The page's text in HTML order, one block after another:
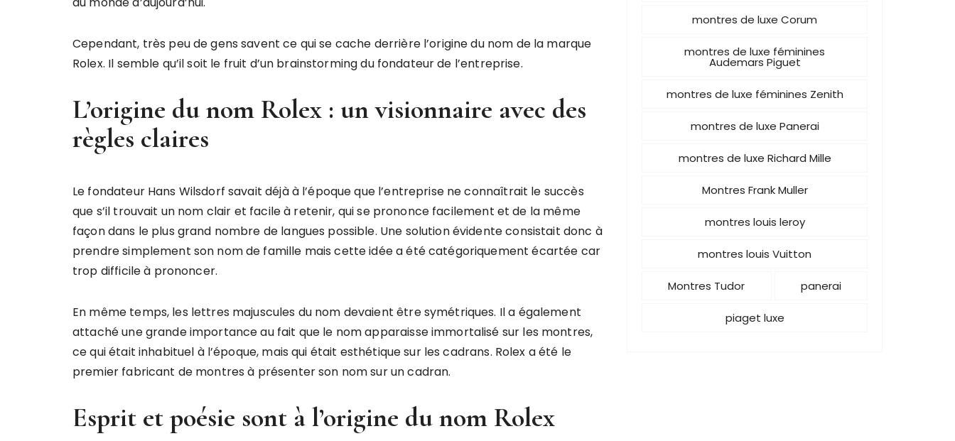
Cependant, très peu de gens savent ce qui se cache derrière l’origine du nom de la marque
Rolex. Il semble qu’il soit le fruit d’un brainstorming du fondateur de l’entreprise.
L’origine du nom Rolex : un visionnaire avec des
règles claires
Le fondateur Hans Wilsdorf savait déjà à l’époque que l’entreprise ne connaîtrait le succès
que s’il trouvait un nom clair et facile à retenir, qui se prononce facilement et de la même
façon dans le plus grand nombre de langues possible. Une solution évidente consistait donc à
prendre simplement son nom de famille mais cette idée a été catégoriquement écartée car
trop difficile à prononcer.
En même temps, les lettres majuscules du nom devaient être symétriques. Il a également
attaché une grande importance au fait que le nom apparaisse immortalisé sur les montres,
ce qui était inhabituel à l’époque, mais qui était esthétique sur les cadrans. Rolex a été le
premier fabricant de montres à présenter son nom sur un cadran.
Esprit et poésie sont à l’origine du nom Rolex
montres de luxe Corum
montres de luxe féminines
Audemars Piguet
montres de luxe féminines Zenith
montres de luxe Panerai
montres de luxe Richard Mille
Montres Frank Muller
montres louis leroy
montres louis Vuitton
Montres Tudor panerai
piaget luxe